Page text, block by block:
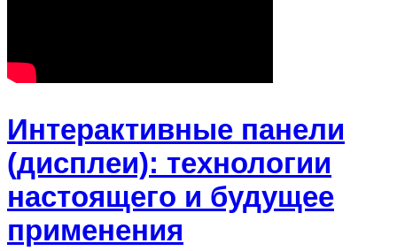
Интерактивные панели
(дисплеи): технологии
настоящего и будущее
применения